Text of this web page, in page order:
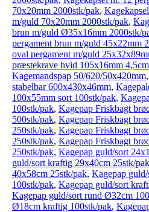
70x20mm 2000stk/pak,
m/guld 70x20mm 2000stk/pak,
brun m/guld Ø35x16mm 2000stk/
pergament brun m/guld 45x22mm
oval pergament m/guld
præstekrave hvid 105x16mm
Kagemandspap 50/620/50x420mm,
stabelbar 600x430x46mm,
100x55mm sort 100stk/pak,
100stk/pak, Kagepap Friskbagt
500stk/pak, Kagepap Friskbagt
250stk/pak, Kagepap Friskbagt
250stk/pak, Kagepap Friskbagt
250stk/pak, Kagepap guld/sort
guld/sort kraftig 29x40cm 25stk/pak
40x58cm 25stk/pak, Kagepap
100stk/pak, Kagepap guld/sort
Kagepap guld/sort rund Ø32cm
Ø18cm kraftig 100stk/pak,